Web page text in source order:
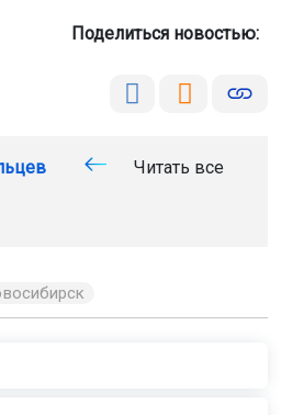
Поделиться новостью:
Читать все